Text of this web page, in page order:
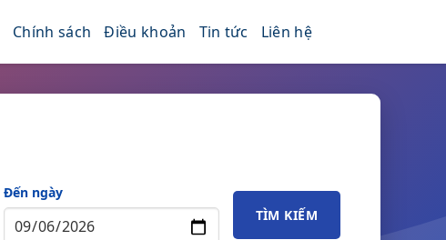
Chính sách Điều khoản Tin tức Liên hệ
Đến ngày
TÌM KIẾM